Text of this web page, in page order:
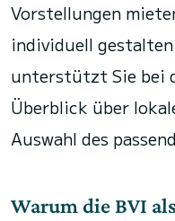
Vorstellungen
individuell
unterstützt Sie bei
Überblick über
Auswahl des
Warum die BVI